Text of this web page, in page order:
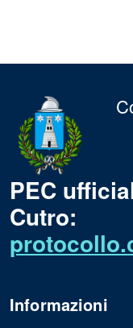
PEC
Cutro:
Informazioni